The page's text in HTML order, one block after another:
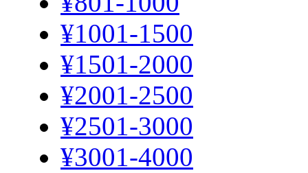
¥1001-1500
¥1501-2000
¥2001-2500
¥2501-3000
¥3001-4000